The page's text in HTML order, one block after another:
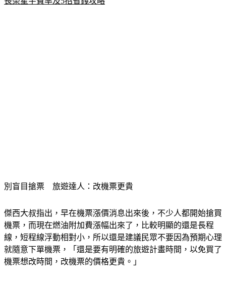
別盲目搶票　旅遊達人：改機票更貴
傑西大叔指出，早在機票漲價消息出來後，不少人都開始搶買
機票，而現在燃油附加費漲幅出來了，比較明顯的還是長程
線，短程線浮動相對小，所以還是建議民眾不要因為預期心理
就隨意下單機票，「還是要有明確的旅遊計畫時間，以免買了
機票想改時間，改機票的價格更貴。」